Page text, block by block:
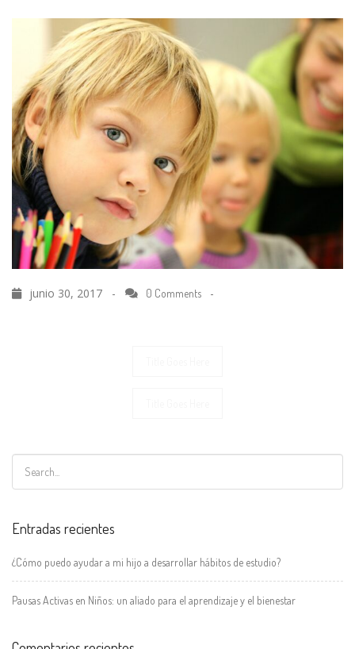
junio 30, 2017 - 0 Comments -
Entradas recientes
¿Cómo puedo ayudar a mi hijo a desarrollar hábitos de estudio?
Pausas Activas en Niños: un aliado para el aprendizaje y el bienestar